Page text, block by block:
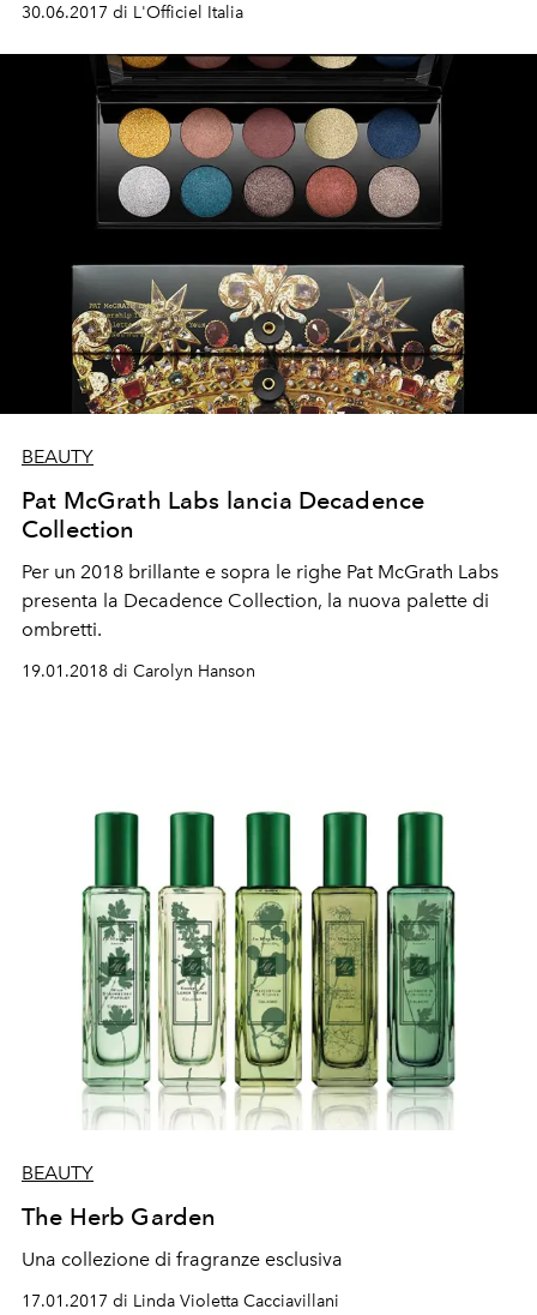
30.06.2017 di L'Officiel Italia
BEAUTY
Pat McGrath Labs lancia Decadence
Collection
Per un 2018 brillante e sopra le righe Pat McGrath Labs
presenta la Decadence Collection, la nuova palette di
ombretti.
19.01.2018 di Carolyn Hanson
BEAUTY
The Herb Garden
Una collezione di fragranze esclusiva
17.01.2017 di Linda Violetta Cacciavillani